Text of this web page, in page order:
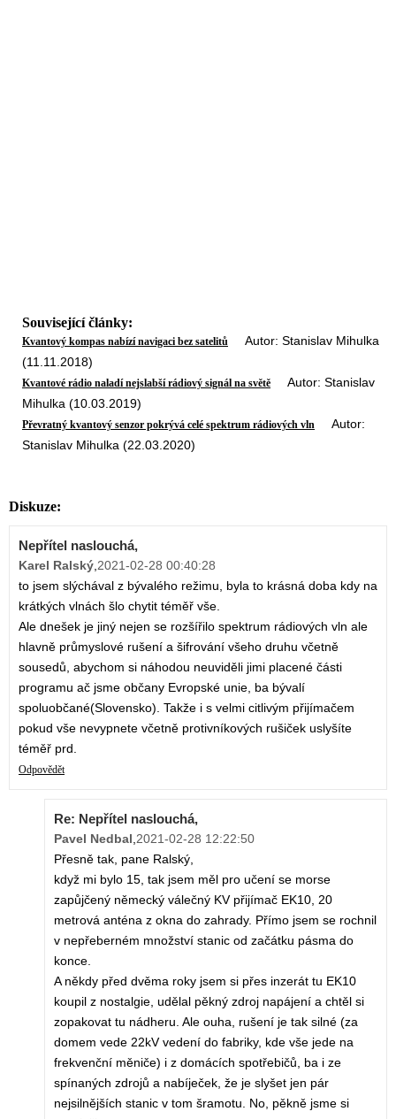
Související články:
Kvantový kompas nabízí navigaci bez satelitů Autor: Stanislav Mihulka
(11.11.2018)
Kvantové rádio naladí nejslabší rádiový signál na světě Autor: Stanislav
Mihulka (10.03.2019)
Převratný kvantový senzor pokrývá celé spektrum rádiových vln Autor:
Stanislav Mihulka (22.03.2020)
Diskuze:
Nepřítel naslouchá,
Karel Ralský,2021-02-28 00:40:28
to jsem slýchával z bývalého režimu, byla to krásná doba kdy na
krátkých vlnách šlo chytit téměř vše.
Ale dnešek je jiný nejen se rozšířilo spektrum rádiových vln ale
hlavně průmyslové rušení a šifrování všeho druhu včetně
sousedů, abychom si náhodou neuviděli jimi placené části
programu ač jsme občany Evropské unie, ba bývalí
spoluobčané(Slovensko). Takže i s velmi citlivým přijímačem
pokud vše nevypnete včetně protivníkových rušiček uslyšíte
téměř prd.
Odpovědět
Re: Nepřítel naslouchá,
Pavel Nedbal,2021-02-28 12:22:50
Přesně tak, pane Ralský,
když mi bylo 15, tak jsem měl pro učení se morse
zapůjčený německý válečný KV přijímač EK10, 20
metrová anténa z okna do zahrady. Přímo jsem se rochnil
v nepřeberném množství stanic od začátku pásma do
konce.
A někdy před dvěma roky jsem si přes inzerát tu EK10
koupil z nostalgie, udělal pěkný zdroj napájení a chtěl si
zopakovat tu nádheru. Ale ouha, rušení je tak silné (za
domem vede 22kV vedení do fabriky, kde vše jede na
frekvenční měniče) i z domácích spotřebičů, ba i ze
spínaných zdrojů a nabíječek, že je slyšet jen pár
nejsilnějších stanic v tom šramotu. No, pěkně jsme si